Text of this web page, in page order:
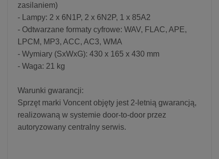
zasilaniem)
- Lampy: 2 x 6N1P, 2 x 6N2P, 1 x 85A2
- Odtwarzane formaty cyfrowe: WAV, FLAC, APE,
LPCM, MP3, ACC, AC3, WMA
- Wymiary (SxWxG): 430 x 165 x 430 mm
- Waga: 21 kg
Warunki gwarancji:
Sprzęt marki Voncent objęty jest 2-letnią gwarancją,
realizowaną w systemie door-to-door przez
autoryzowany centralny serwis.